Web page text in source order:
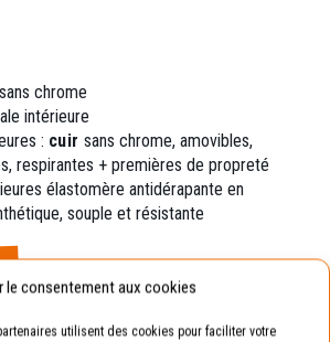
le consentement aux cookies
utilisent des cookies pour faciliter votre
enfant : 19.
chrome
intérieure
: cuir sans chrome, amovibles,
respirantes + premières de propreté
élastomère antidérapante en
souple et résistante